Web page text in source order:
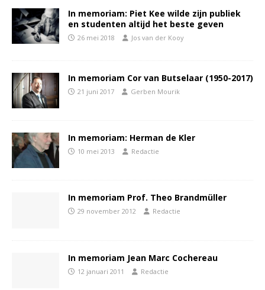
In memoriam: Piet Kee wilde zijn publiek
en studenten altijd het beste geven
26 mei 2018 Jos van der Kooy
In memoriam Cor van Butselaar (1950-2017)
21 juni 2017 Gerben Mourik
In memoriam: Herman de Kler
10 mei 2013 Redactie
In memoriam Prof. Theo Brandmüller
29 november 2012 Redactie
In memoriam Jean Marc Cochereau
12 januari 2011 Redactie